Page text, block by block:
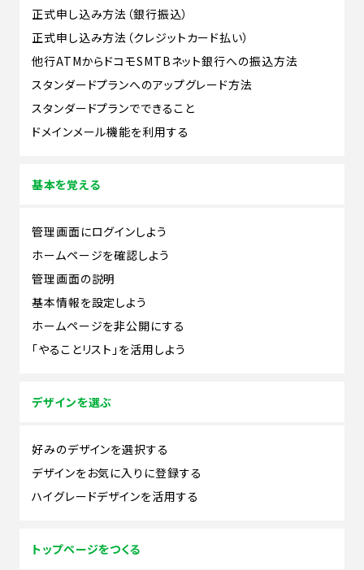
正式申し込み方法（銀行振込）
正式申し込み方法（クレジットカード払い）
他行ATMからドコモSMTBネット銀行への振込方法
スタンダードプランへのアップグレード方法
スタンダードプランでできること
ドメインメール機能を利用する
基本を覚える
管理画面にログインしよう
ホームページを確認しよう
管理画面の説明
基本情報を設定しよう
ホームページを非公開にする
「やることリスト」を活用しよう
デザインを選ぶ
好みのデザインを選択する
デザインをお気に入りに登録する
ハイグレードデザインを活用する
トップページをつくる